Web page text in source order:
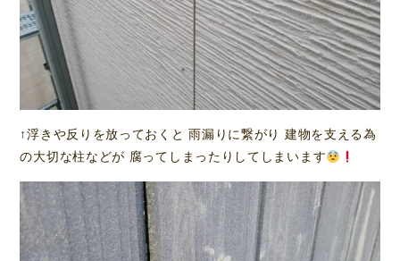
↑浮きや反りを放っておくと 雨漏りに繋がり 建物を支える為
の大切な柱などが 腐ってしまったりしてしまいます